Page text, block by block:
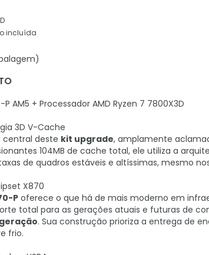
incluída
P AM5 + Processador AMD Ryzen 7 7800X3D
3D V-Cache
central deste kit upgrade, amplamente
104MB de cache total, ele utiliza a
de quadros estáveis e altíssimas, mesmo
X870
Poferece o que há de mais moderno em
total para as gerações atuais e futuras de
. Sua construção prioriza a entrega de
frio.